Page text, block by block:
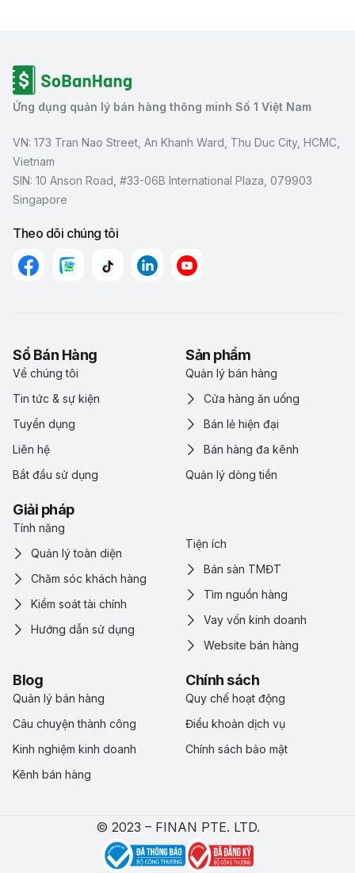
Ứng dụng quản lý bán hàng thông minh Số 1 Việt Nam
VN: 173 Tran Nao Street, An Khanh Ward, Thu Duc City, HCMC,
Vietnam
SIN: 10 Anson Road, #33-06B International Plaza, 079903
Singapore
Theo dõi chúng tôi
Sổ Bán Hàng
Về chúng tôi
Tin tức & sự kiện
Tuyển dụng
Liên hệ
Bắt đầu sử dụng
Sản phẩm
Quản lý bán hàng
Cửa hàng ăn uống
Bán lẻ hiện đại
Bán hàng đa kênh
Quản lý dòng tiền
Giải pháp
Tính năng
Quản lý toàn diện
Chăm sóc khách hàng
Kiểm soát tài chính
Hướng dẫn sử dụng
Tiện ích
Bán sàn TMĐT
Tìm nguồn hàng
Vay vốn kinh doanh
Website bán hàng
Blog
Quản lý bán hàng
Câu chuyện thành công
Kinh nghiệm kinh doanh
Kênh bán hàng
Chính sách
Quy chế hoạt động
Điểu khoản dịch vụ
Chính sách bảo mật
© 2023 – FINAN PTE. LTD.